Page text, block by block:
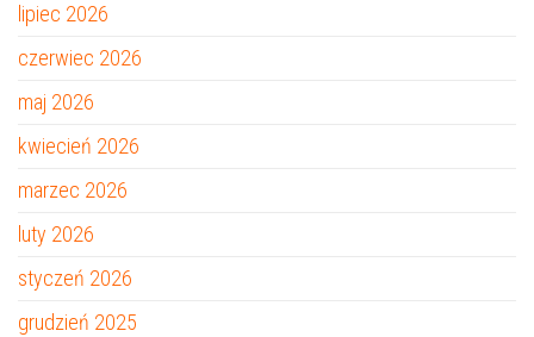
lipiec 2026
czerwiec 2026
maj 2026
kwiecień 2026
marzec 2026
luty 2026
styczeń 2026
grudzień 2025